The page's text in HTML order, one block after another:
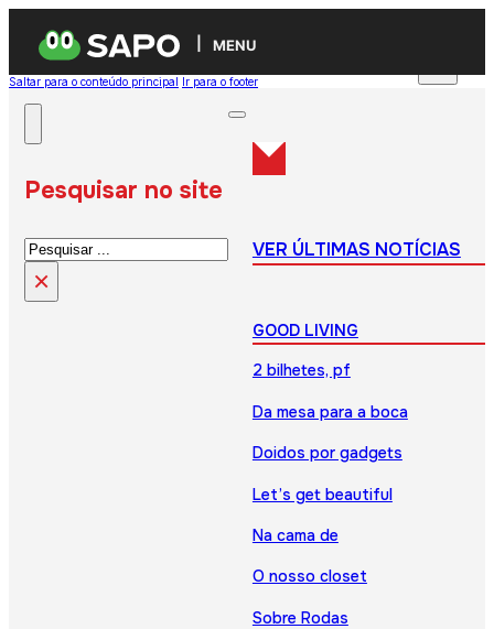
MENU
Saltar para o conteúdo principal Ir para o footer
Pesquisar no site
Pesquisar
×
VER ÚLTIMAS NOTÍCIAS
GOOD LIVING
2 bilhetes, pf
Da mesa para a boca
Doidos por gadgets
Let’s get beautiful
Na cama de
O nosso closet
Sobre Rodas